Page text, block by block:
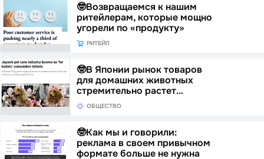
🤓Возвращаемся к нашим
ритейлерам, которые мощно
угорели по «продукту»
РИТЕЙЛ
🤓В Японии рынок товаров
для домашних животных
стремительно растет…
ОБЩЕСТВО
🤓Как мы и говорили:
реклама в своем привычном
формате больше не нужна